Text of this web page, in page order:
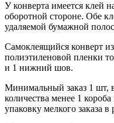
У конверта имеется клей
оборотной стороне. Обе
удаляемой бумажной
Самоклеящийся конверт
полиэтиленовой пленки
и 1 нижний шов.
Минимальный заказ 1 шт,
количества менее 1 короба
упаковку мелкого заказа в